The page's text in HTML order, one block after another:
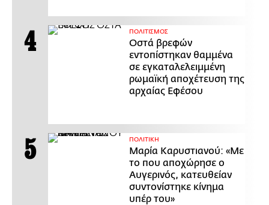
ΠΟΛΙΤΙΣΜΟΣ
Οστά βρεφών
εντοπίστηκαν θαμμένα
σε εγκαταλελειμμένη
ρωμαϊκή αποχέτευση της
αρχαίας Εφέσου
ΠΟΛΙΤΙΚΗ
Μαρία Καρυστιανού: «Με
το που αποχώρησε ο
Αυγερινός, κατευθείαν
συντονίστηκε κίνημα
υπέρ του»